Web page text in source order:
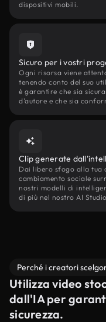
dispositivi mobili.
Sicuro per i vostri
Ogni risorsa viene
tenendo conto del suo
è garantire che sia
d'autore e che sia
Clip generate
Dai libero sfogo alla tua
cambiamento sociale
nostri modelli di
di più nel nostro AI
Perché i creatori
Utilizza video
dall'IA per
sicurezza.